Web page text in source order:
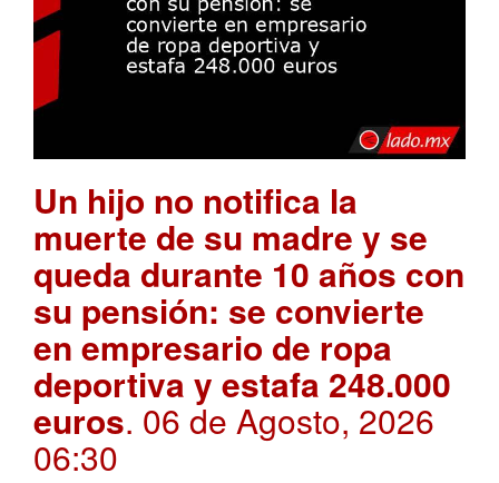
Un hijo no notifica la
muerte de su madre y se
queda durante 10 años con
su pensión: se convierte
en empresario de ropa
deportiva y estafa 248.000
euros. 06 de Agosto, 2026
06:30